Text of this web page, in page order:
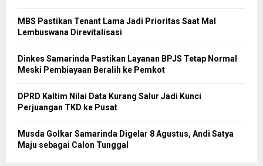
MBS Pastikan Tenant Lama Jadi Prioritas Saat Mal
Lembuswana Direvitalisasi
Dinkes Samarinda Pastikan Layanan BPJS Tetap Normal
Meski Pembiayaan Beralih ke Pemkot
DPRD Kaltim Nilai Data Kurang Salur Jadi Kunci
Perjuangan TKD ke Pusat
Musda Golkar Samarinda Digelar 8 Agustus, Andi Satya
Maju sebagai Calon Tunggal